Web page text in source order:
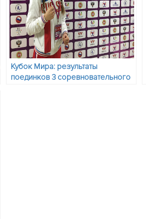
Кубок Мира: результаты
поединков 3 соревновательного